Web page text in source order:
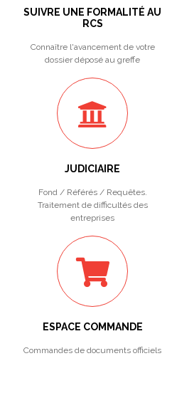
SUIVRE UNE FORMALITÉ AU
RCS
Connaître l'avancement de votre
dossier déposé au greffe
JUDICIAIRE
Fond / Référés / Requêtes.
Traitement de difficultés des
entreprises
ESPACE COMMANDE
Commandes de documents officiels